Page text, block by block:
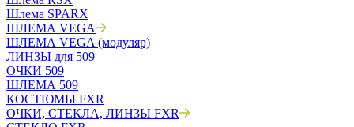
Шлема SPARX
ШЛЕМА VEGA
ШЛЕМА VEGA (модуляр)
ЛИНЗЫ для 509
ОЧКИ 509
ШЛЕМА 509
КОСТЮМЫ FXR
ОЧКИ, СТЕКЛА, ЛИНЗЫ FXR